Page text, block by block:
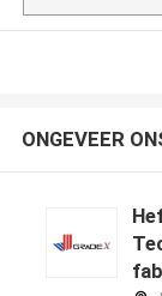
ONGEVEER